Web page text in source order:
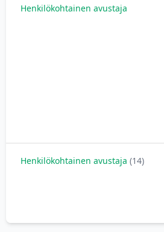
Henkilökohtainen avustaja
Henkilökohtainen avustaja (14)